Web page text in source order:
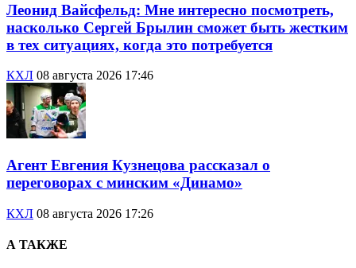
Леонид Вайсфельд: Мне интересно посмотреть,
насколько Сергей Брылин сможет быть жестким
в тех ситуациях, когда это потребуется
КХЛ 08 августа 2026 17:46
Агент Евгения Кузнецова рассказал о
переговорах с минским «Динамо»
КХЛ 08 августа 2026 17:26
А ТАКЖЕ